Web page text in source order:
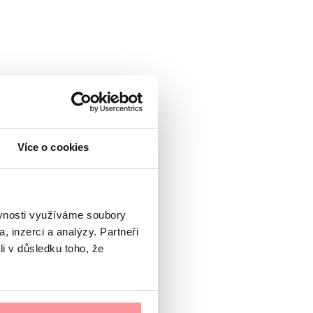
Více o cookies
využíváme soubory
inzerci a analýzy. Partneři
v důsledku toho, že